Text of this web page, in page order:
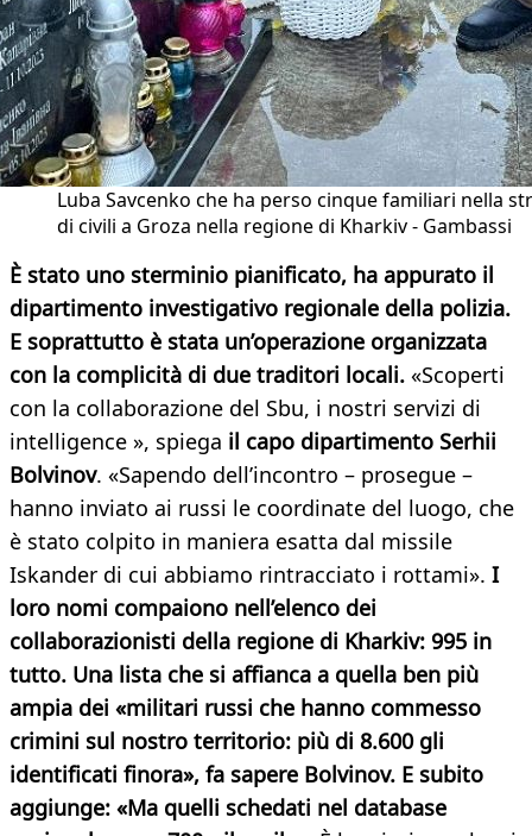
Luba Savcenko che ha perso cinque familiari nella
di civili a Groza nella regione di Kharkiv - Gambassi
È stato uno sterminio pianificato, ha appurato il
dipartimento investigativo regionale della polizia.
E soprattutto è stata un’operazione organizzata
con la complicità di due traditori locali. «Scoperti
con la collaborazione del Sbu, i nostri servizi di
intelligence », spiega il capo dipartimento Serhii
Bolvinov. «Sapendo dell’incontro – prosegue –
hanno inviato ai russi le coordinate del luogo, che
è stato colpito in maniera esatta dal missile
Iskander di cui abbiamo rintracciato i rottami». I
loro nomi compaiono nell’elenco dei
collaborazionisti della regione di Kharkiv: 995 in
tutto. Una lista che si affianca a quella ben più
ampia dei «militari russi che hanno commesso
crimini sul nostro territorio: più di 8.600 gli
identificati finora», fa sapere Bolvinov. E subito
aggiunge: «Ma quelli schedati nel database